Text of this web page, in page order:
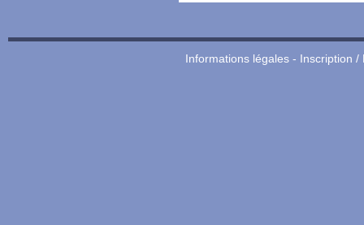
Informations légales- Inscription /